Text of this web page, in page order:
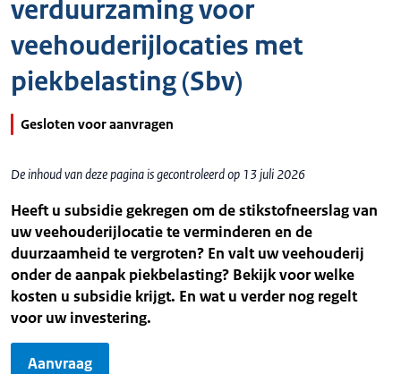
verduurzaming voor
veehouderijlocaties met
piekbelasting (Sbv)
Gesloten voor aanvragen
De inhoud van deze pagina is gecontroleerd op 13 juli 2026
Heeft u subsidie gekregen om de stikstofneerslag van
uw veehouderijlocatie te verminderen en de
duurzaamheid te vergroten? En valt uw veehouderij
onder de aanpak piekbelasting? Bekijk voor welke
kosten u subsidie krijgt. En wat u verder nog regelt
voor uw investering.
Aanvraag